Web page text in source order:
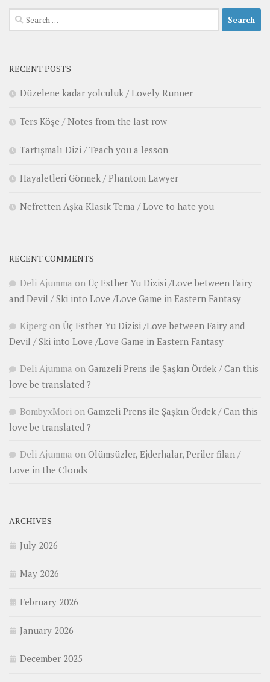
Search
for:
RECENT POSTS
Düzelene kadar yolculuk / Lovely Runner
Ters Köşe / Notes from the last row
Tartışmalı Dizi / Teach you a lesson
Hayaletleri Görmek / Phantom Lawyer
Nefretten Aşka Klasik Tema / Love to hate you
RECENT COMMENTS
Deli Ajumma on Üç Esther Yu Dizisi /Love between Fairy
and Devil / Ski into Love /Love Game in Eastern Fantasy
Kiperg on Üç Esther Yu Dizisi /Love between Fairy and
Devil / Ski into Love /Love Game in Eastern Fantasy
Deli Ajumma on Gamzeli Prens ile Şaşkın Ördek / Can this
love be translated ?
BombyxMori on Gamzeli Prens ile Şaşkın Ördek / Can this
love be translated ?
Deli Ajumma on Ölümsüzler, Ejderhalar, Periler filan /
Love in the Clouds
ARCHIVES
July 2026
May 2026
February 2026
January 2026
December 2025